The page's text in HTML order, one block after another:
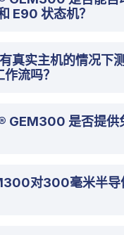
E90 状态机？
真实主机的情况下
流吗？
GEM300 是否提供
对300毫米半导